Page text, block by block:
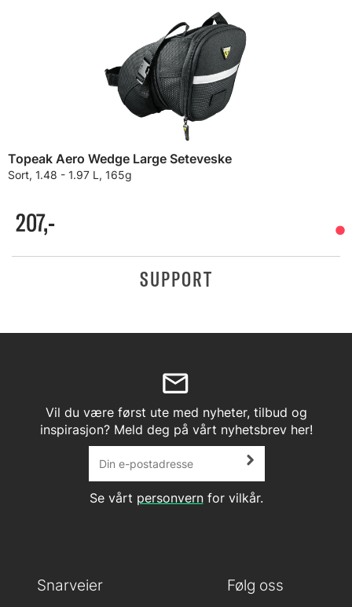
Topeak Aero Wedge Large Seteveske
Sort, 1.48 - 1.97 L, 165g
207,-
SUPPORT
Vil du være først ute med nyheter, tilbud og
inspirasjon? Meld deg på vårt nyhetsbrev her!
Se vårt personvernfor vilkår.
Følg oss
Snarveier